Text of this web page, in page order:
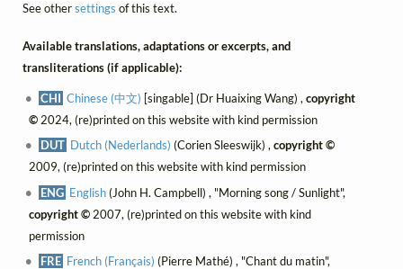
See othersettings of this text.
Available translations, adaptations or excerpts, and
transliterations (if applicable):
CHI Chinese (中文) [singable] (Dr Huaixing Wang) ,copyright
©2024, (re)printed on this website with kind permission
DUT Dutch (Nederlands) (Corien Sleeswijk) ,copyright ©
2009, (re)printed on this website with kind permission
ENG English(John H. Campbell) , "Morning song / Sunlight",
copyright ©2007, (re)printed on this website with kind
permission
FRE French (Français) (Pierre Mathé) , "Chant du matin",